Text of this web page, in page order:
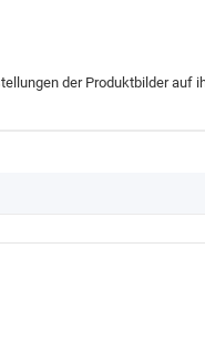
der Produktbilder